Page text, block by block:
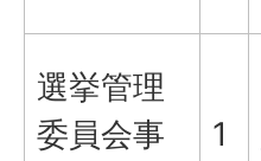
選挙管理
委員会事
1